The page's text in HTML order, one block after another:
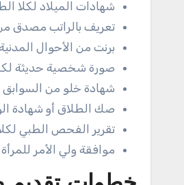
شهادات الميلاد لكلا
تعريف بالراتب مصدق
برنت من الأحوال
صورة شخصية حديثة
شهادة خلو من السوابق
صك الطلاق أو شهادة
تقرير الفحص الطبي
موافقة ولي الأمر